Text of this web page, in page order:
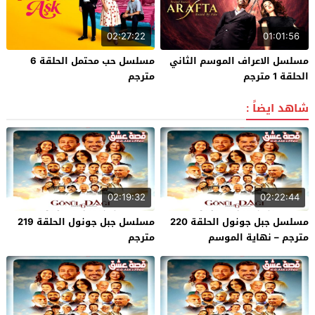
01:01:56
مسلسل الاعراف الموسم الثاني
الحلقة 1 مترجم
02:27:22
مسلسل حب محتمل الحلقة 6
مترجم
شاهد ايضاً :
02:22:44
مسلسل جبل جونول الحلقة 220
مترجم – نهاية الموسم
02:19:32
مسلسل جبل جونول الحلقة 219
مترجم